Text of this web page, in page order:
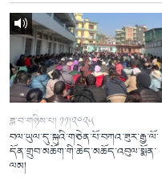
ཟླ་བ་གཉིས་པ། ༡༡།༢༠༢༥
བལ་ཡུལ་དུ་སྐུའི་གཅེན་པོ་བཀའ་ཟུར་རྒྱ་ལོ་
དོན་གྲུབ་མཆོག་གི་ཆེད་མཆོད་འབུལ་སྨོན་
ལམ།